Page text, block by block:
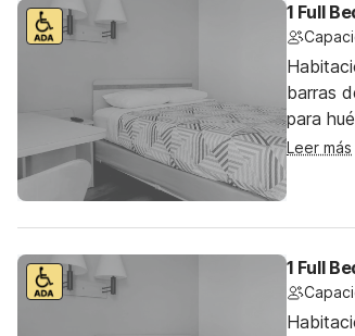
1 Full
barras
para
Leer más
1 Full